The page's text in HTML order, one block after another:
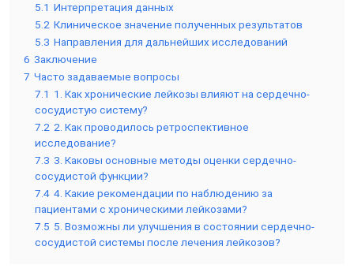
5.1 Интерпретация данных
5.2 Клиническое значение полученных результатов
5.3 Направления для дальнейших исследований
6 Заключение
7 Часто задаваемые вопросы
7.1 1. Как хронические лейкозы влияют на сердечно-
сосудистую систему?
7.2 2. Как проводилось ретроспективное
исследование?
7.3 3. Каковы основные методы оценки сердечно-
сосудистой функции?
7.4 4. Какие рекомендации по наблюдению за
пациентами с хроническими лейкозами?
7.5 5. Возможны ли улучшения в состоянии сердечно-
сосудистой системы после лечения лейкозов?